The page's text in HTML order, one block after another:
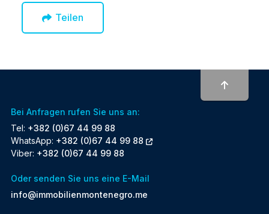
Teilen
Bei Anfragen rufen Sie uns an:
Tel: +382 (0)67 44 99 88
WhatsApp: +382 (0)67 44 99 88
Viber: +382 (0)67 44 99 88
Oder senden Sie uns eine E-Mail
info@immobilienmontenegro.me
To top